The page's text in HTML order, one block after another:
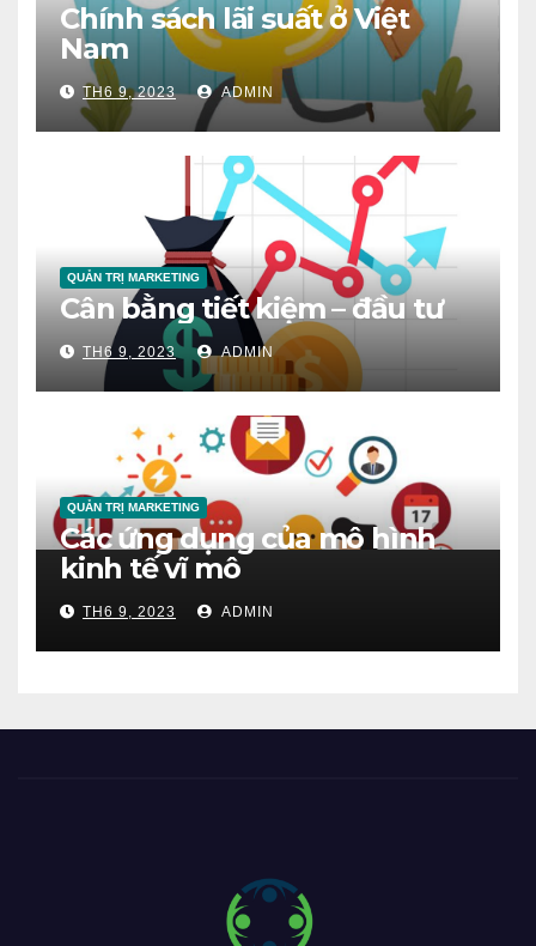
Chính sách lãi suất ở Việt
Nam
TH6 9, 2023 ADMIN
QUẢN TRỊ MARKETING
Cân bằng tiết kiệm – đầu tư
TH6 9, 2023 ADMIN
QUẢN TRỊ MARKETING
Các ứng dụng của mô hình
kinh tế vĩ mô
TH6 9, 2023 ADMIN